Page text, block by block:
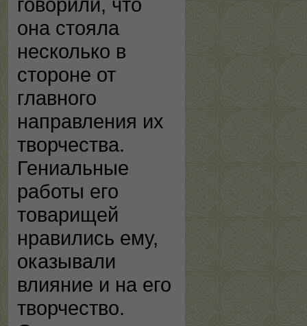
она стояла
несколько в
стороне от
главного
направления их
творчества.
Гениальные
работы его
товарищей
нравились ему,
оказывали
влияние и на его
творчество.